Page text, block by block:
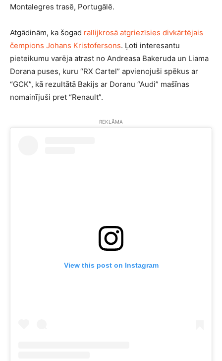
Montalegres trasē, Portugālē.
Atgādinām, ka šogad rallijkrosā atgriezīsies divkārtējais
čempions Johans Kristofersons. Ļoti interesantu
pieteikumu varēja atrast no Andreasa Bakeruda un Liama
Dorana puses, kuru “RX Cartel” apvienojuši spēkus ar
“GCK”, kā rezultātā Bakijs ar Doranu “Audi” mašīnas
nomainījuši pret “Renault”.
REKLĀMA
View this post on Instagram